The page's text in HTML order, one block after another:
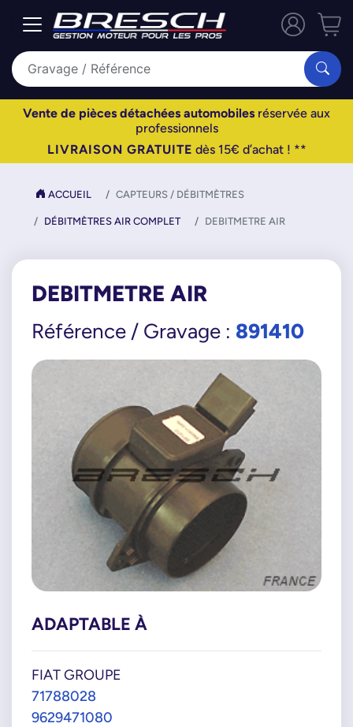
Vente de pièces détachées automobiles réservée aux
professionnels
LIVRAISON GRATUITE dès 15€ d’achat ! **
ACCUEIL CAPTEURS / DÉBITMÈTRES
DÉBITMÈTRES AIR COMPLET DEBITMETRE AIR
DEBITMETRE AIR
Référence / Gravage : 891410
ADAPTABLE À
FIAT GROUPE
71788028
9629471080